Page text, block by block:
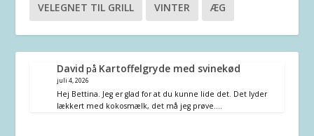
VELEGNET TIL GRILL VINTER ÆG
David på Kartoffelgryde med svinekød
juli 4, 2026
Hej Bettina. Jeg er glad for at du kunne lide det. Det lyder
lækkert med kokosmælk, det må jeg prøve.…